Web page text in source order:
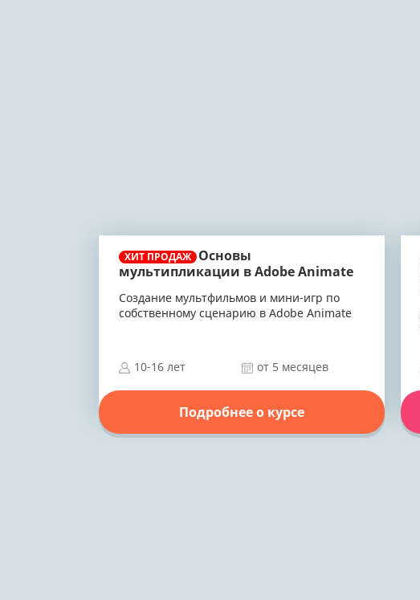
ХИТ ПРОДАЖ
Основы
мультипликации в Adobe Animate
Создание мультфильмов и мини-игр по
собственному сценарию в Adobe Animate
10-16 лет от 5 месяцев
Подробнее о курсе